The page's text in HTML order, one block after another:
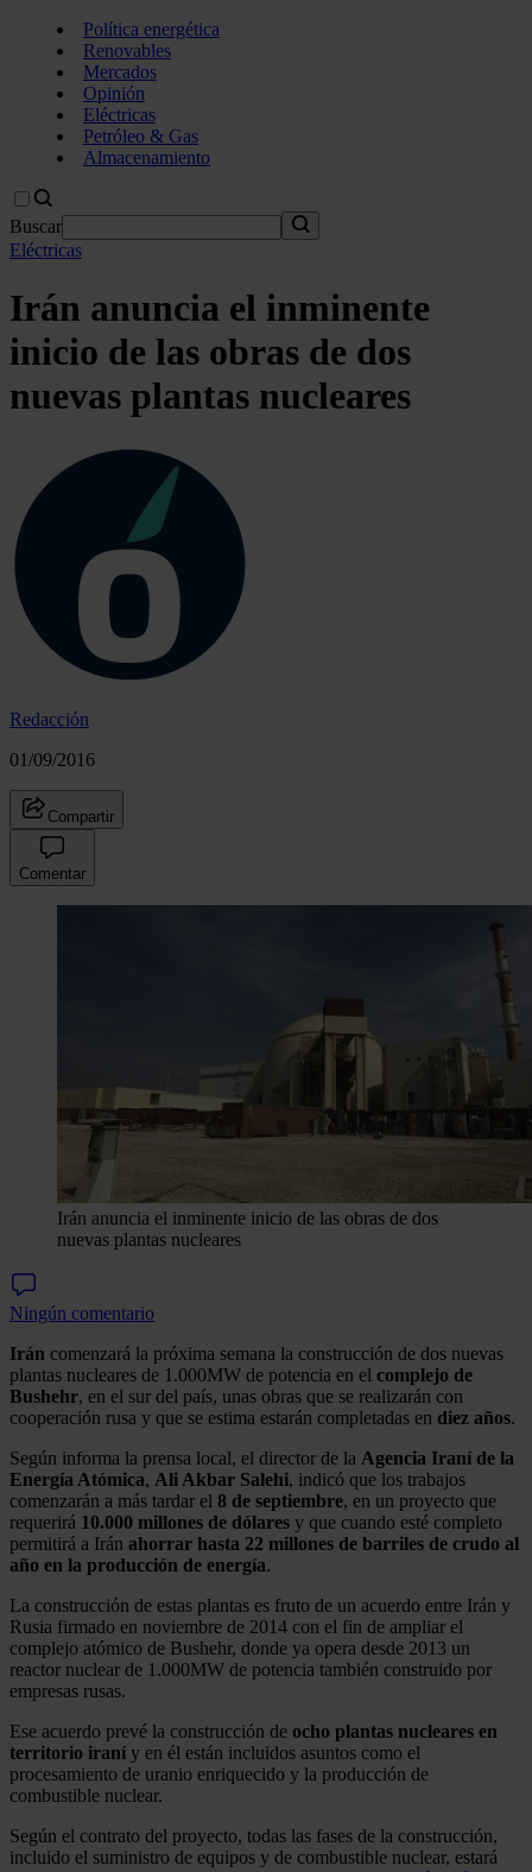
Política energética
Renovables
Mercados
Opinión
Eléctricas
Petróleo & Gas
Almacenamiento
Buscar
Eléctricas
Irán anuncia el inminente
inicio de las obras de dos
nuevas plantas nucleares
Redacción
01/09/2016
Compartir
Comentar
Irán anuncia el inminente inicio de las obras de dos
nuevas plantas nucleares
Ningún comentario
Irán comenzará la próxima semana la construcción de dos nuevas
plantas nucleares de 1.000MW de potencia en el complejo de
Bushehr, en el sur del país, unas obras que se realizarán con
cooperación rusa y que se estima estarán completadas en diez años.
Según informa la prensa local, el director de la Agencia Iraní de la
Energía Atómica, Ali Akbar Salehi, indicó que los trabajos
comenzarán a más tardar el 8 de septiembre, en un proyecto que
requerirá 10.000 millones de dólares y que cuando esté completo
permitirá a Irán ahorrar hasta 22 millones de barriles de crudo al
año en la producción de energía.
La construcción de estas plantas es fruto de un acuerdo entre Irán y
Rusia firmado en noviembre de 2014 con el fin de ampliar el
complejo atómico de Bushehr, donde ya opera desde 2013 un
reactor nuclear de 1.000MW de potencia también construido por
empresas rusas.
Ese acuerdo prevé la construcción de ocho plantas nucleares en
territorio iraní y en él están incluidos asuntos como el
procesamiento de uranio enriquecido y la producción de
combustible nuclear.
Según el contrato del proyecto, todas las fases de la construcción,
incluido el suministro de equipos y de combustible nuclear, estará